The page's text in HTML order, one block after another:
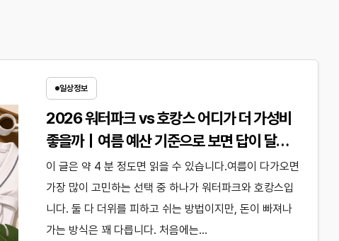
일상정보
2026 워터파크 vs 호캉스 어디가 더 가성비
좋을까｜여름 예산 기준으로 보면 답이 달라
질까?
이 글은 약 4 분 정도면 읽을 수 있습니다.여름이 다가오면
가장 많이 고민하는 선택 중 하나가 워터파크와 호캉스입
니다. 둘 다 더위를 피하고 쉬는 방법이지만, 돈이 빠져나
가는 방식은 꽤 다릅니다. 처음에는…